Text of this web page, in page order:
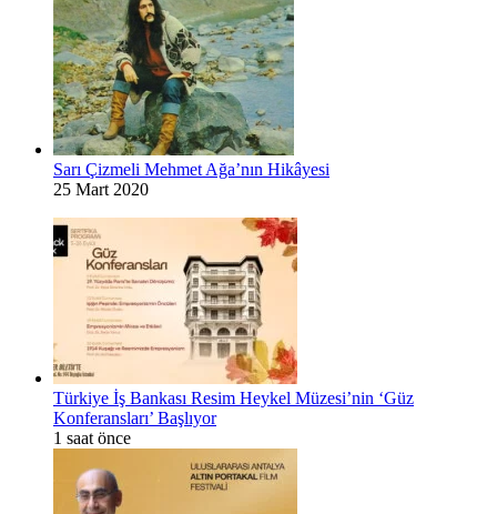
Sarı Çizmeli Mehmet Ağa’nın Hikâyesi
25 Mart 2020
Türkiye İş Bankası Resim Heykel Müzesi’nin ‘Güz
Konferansları’ Başlıyor
1 saat önce